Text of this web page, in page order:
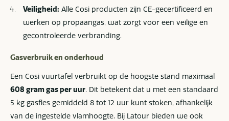
Veiligheid: Alle Cosi producten zijn CE-gecertificeerd en
werken op propaangas, wat zorgt voor een veilige en
gecontroleerde verbranding.
Gasverbruik en onderhoud
Een Cosi vuurtafel verbruikt op de hoogste stand maximaal
608 gram gas per uur. Dit betekent dat u met een standaard
5 kg gasfles gemiddeld 8 tot 12 uur kunt stoken, afhankelijk
van de ingestelde vlamhoogte. Bij Latour bieden we ook